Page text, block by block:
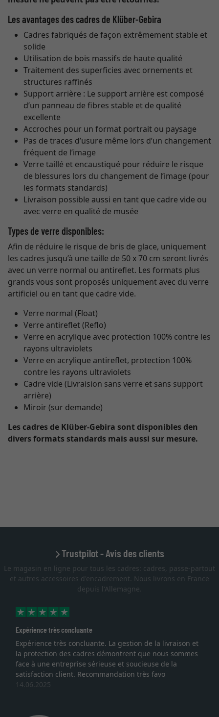
Les avantages des cadres de Klüber-Gebira
Cadres fabriqués de façon extrêmement stable et
solide
Utilisation de bois massifs de haute qualité
Traitement des superficies avec ornements et
structures raffinés
Support arrière : Le support arrière est composé
d’un panneau de fibres stable et de qualité
excellente
Accroches pour un format portrait ou paysage
Pas de traces d’usure même lors d’un changement
fréquent de l’image
Verre taillé et encaustiqué pour réduire le risque
de blessures lors du changement de l’image (pour
les formats standards)
Livraison possible aussi en tant que cadre vide ou
avec verre en qualité de musée
Types de verre disponibles:
Afin de réduire le risque de bris de glace, uniquement
les cadres jusqu’à une taille de 50 x 70 cm seront livrés
avec un verre normal ou antireflet. Les formats plus
grands vous sont proposés uniquement avec du verre
artificiel ou en tant que cadre vide.
Verre normal (Float)
Verre antireflet (Reflo)
Verre en acrylique avec protection 100% contre les
rayons ultraviolets
Verre en acrylique antireflet, protection 100%
contre les rayons ultraviolets
Cadre vide (Livraision sans verre et sans support
arrière)
Miroir (sur demande)
Les cadres de Klüber-Gebira sont disponibles den
divers formats standards mais aussi sur mesure.
Trustpilot - Avis des clients
Le magasin en ligne pour tous les cadres: cadres, passe-partout
et autres accessoires d'encadrement. Nous livrons en France
depuis l'Allemagne.
Expérience très concluante
Expérience très concluante. La gestion de la livraison et
la protection des cadres démontrent que nous sommes
face à une entreprise sérieuse et soucieuse de la
satisfaction client. Recommandation très favo
14.06.2025